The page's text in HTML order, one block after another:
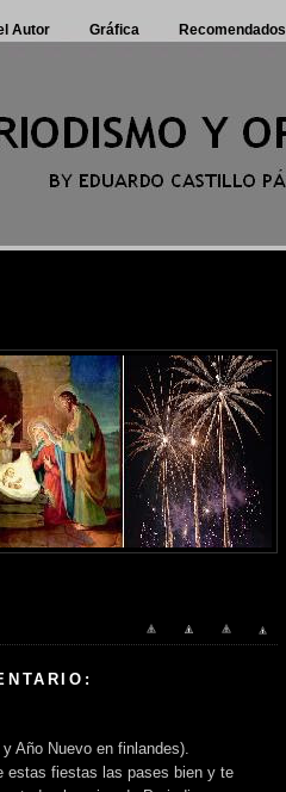
Autor Gráfica Recomendados
Año Nuevo en finlandes).
estas fiestas las pases bien y te